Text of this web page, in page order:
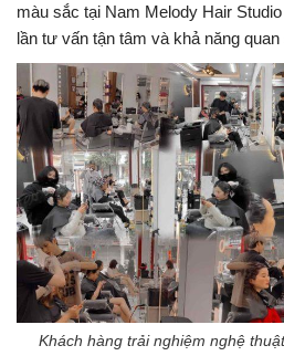
màu sắc tại Nam Melody Hair
lần tư vấn tận tâm và khả năng quan
Khách hàng trải nghiệm nghệ